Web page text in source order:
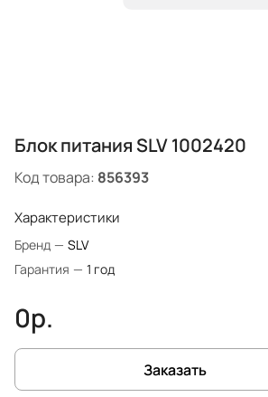
Блок питания SLV 1002420
Код товара: 856393
Характеристики
Бренд — SLV
Гарантия — 1 год
0р.
Заказать